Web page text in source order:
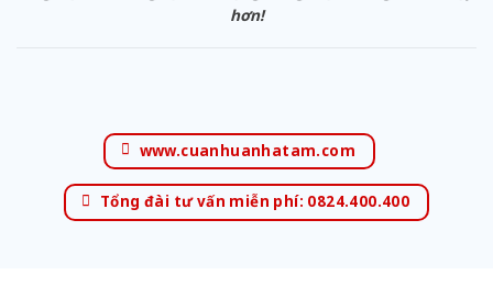
hơn!
www.cuanhuanhatam.com
Tổng đài tư vấn miễn phí: 0824.400.400